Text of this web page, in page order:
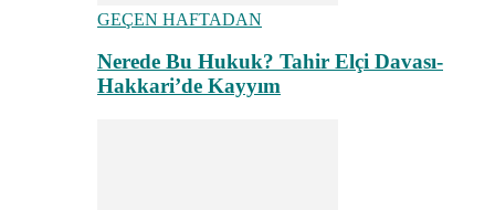
GEÇEN HAFTADAN
Nerede Bu Hukuk? Tahir Elçi Davası-
Hakkari’de Kayyım